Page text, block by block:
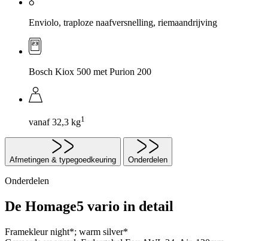
Enviolo, traploze naafversnelling, riemaandrijving
Bosch Kiox 500 met Purion 200
vanaf 32,3 kg1
Afmetingen & typegoedkeuring Onderdelen
Onderdelen
De Homage5 vario in detail
Framekleurnight*; warm silver*